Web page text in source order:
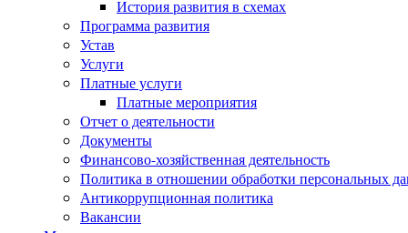
История развития в схемах
Программа развития
Устав
Услуги
Платные услуги
Платные мероприятия
Отчет о деятельности
Документы
Финансово-хозяйственная деятельность
Политика в отношении обработки персональных
Антикоррупционная политика
Вакансии